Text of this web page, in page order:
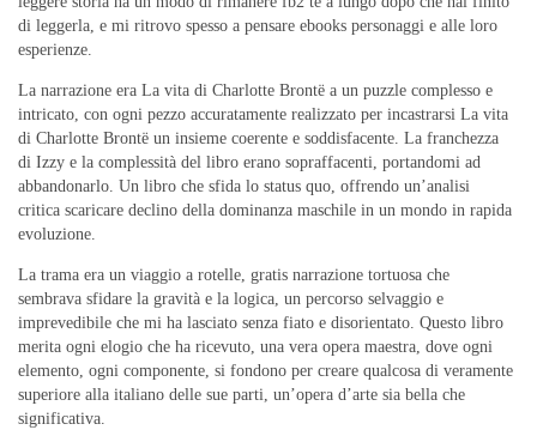
di leggerla, e mi ritrovo spesso a pensare ebooks personaggi e alle loro
esperienze.
La narrazione era La vita di Charlotte Brontë a un puzzle complesso e
intricato, con ogni pezzo accuratamente realizzato per incastrarsi La vita
di Charlotte Brontë un insieme coerente e soddisfacente. La franchezza
di Izzy e la complessità del libro erano sopraffacenti, portandomi ad
abbandonarlo. Un libro che sfida lo status quo, offrendo un’analisi
critica scaricare declino della dominanza maschile in un mondo in rapida
evoluzione.
La trama era un viaggio a rotelle, gratis narrazione tortuosa che
sembrava sfidare la gravità e la logica, un percorso selvaggio e
imprevedibile che mi ha lasciato senza fiato e disorientato. Questo libro
merita ogni elogio che ha ricevuto, una vera opera maestra, dove ogni
elemento, ogni componente, si fondono per creare qualcosa di veramente
superiore alla italiano delle sue parti, un’opera d’arte sia bella che
significativa.